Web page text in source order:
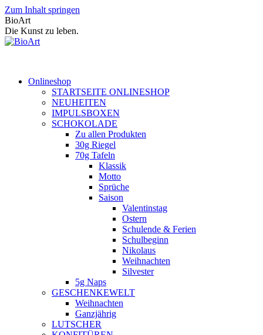
Zum Inhalt springen
BioArt
Die Kunst zu leben.
Onlineshop
STARTSEITE ONLINESHOP
NEUHEITEN
IMPULSBOXEN
SCHOKOLADE
Zu allen Produkten
30g Riegel
70g Tafeln
Klassik
Motto
Sprüche
Saison
Valentinstag
Ostern
Schulende & Ferien
Schulbeginn
Nikolaus
Weihnachten
Silvester
5g Naps
GESCHENKEWELT
Weihnachten
Ganzjährig
LUTSCHER